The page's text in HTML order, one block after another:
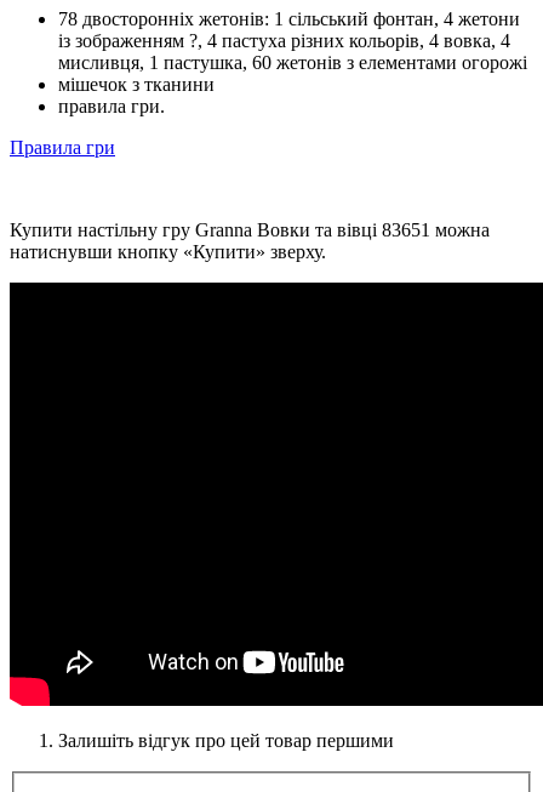
78 двосторонніх жетонів: 1 сільський фонтан, 4 жетони
із зображенням ?, 4 пастуха різних кольорів, 4 вовка, 4
мисливця, 1 пастушка, 60 жетонів з елементами огорожі
мішечок з тканини
правила гри.
Правила гри
Купити настільну гру Granna Вовки та вівці 83651 можна
натиснувши кнопку «Купити» зверху.
Залишіть відгук про цей товар першими